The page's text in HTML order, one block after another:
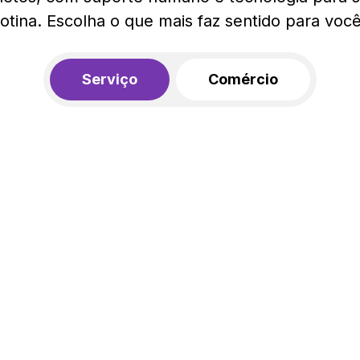
Escolha o que mais faz sentido para
Serviço Comércio